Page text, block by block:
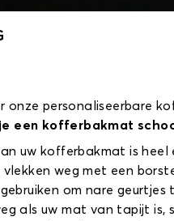
onze personaliseerbare
een kofferbakmat
uw kofferbakmat is
vlekken weg met een
gebruiken om nare
als uw mat van tapijt